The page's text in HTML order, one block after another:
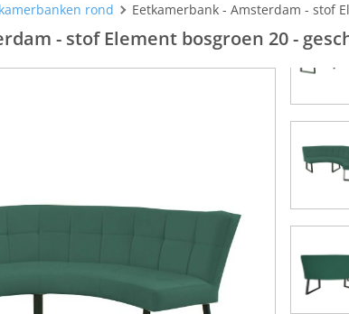
rond Eetkamerbank - Amsterdam - stof
- stof Element bosgroen 20 -